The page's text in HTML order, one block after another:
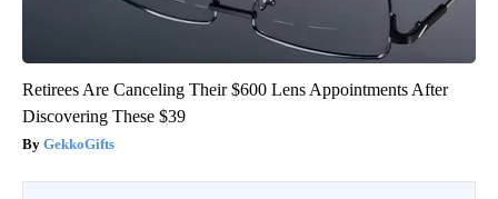
Retirees Are Canceling Their $600 Lens Appointments After
Discovering These $39
GekkoGifts